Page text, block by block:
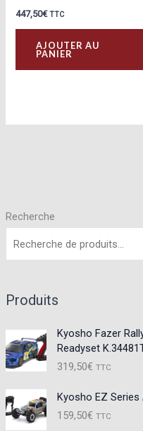
Recherche
Produits
Kyosho Fazer
Readyset
319,50€ TTC
Kyosho EZ
159,50€ TTC
447,50€ TTC
AJOUTER AU
PANIER